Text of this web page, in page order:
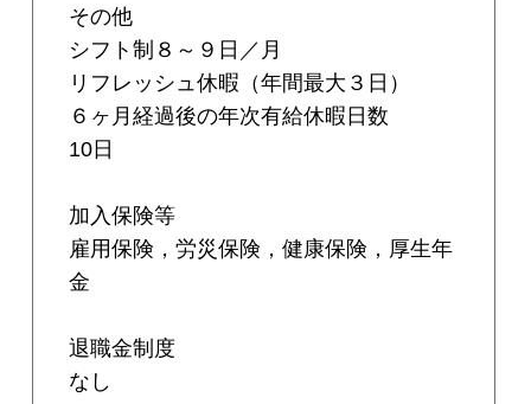
その他
シフト制８～９日／月
リフレッシュ休暇（年間最大３日）
６ヶ月経過後の年次有給休暇日数
10日
加入保険等
雇用保険，労災保険，健康保険，厚生年
金
退職金制度
なし